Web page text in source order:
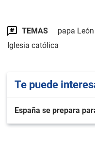
TEMAS papa
Iglesia católica
Te puede
España se prepara